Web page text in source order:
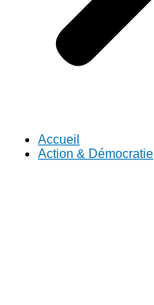
Accueil
Action & Démocratie